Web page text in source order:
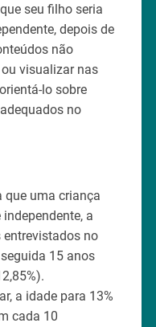
seu filho seria
depois de
não
visualizar nas
lo sobre
no
que uma criança
a
no
15 anos
a idade para 13%
cada 10